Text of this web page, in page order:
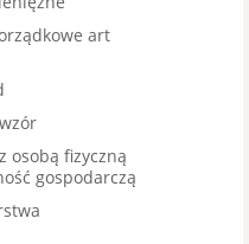
art
osobą fizyczną
gospodarczą